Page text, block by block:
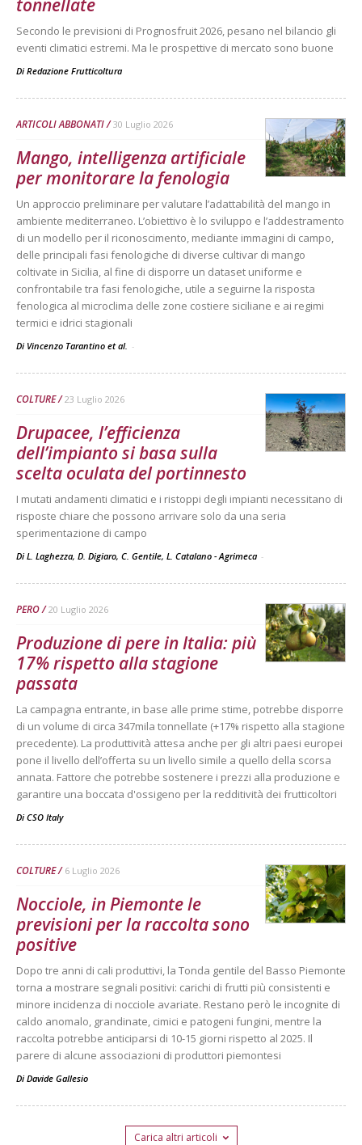
tonnellate
Secondo le previsioni di Prognosfruit 2026, pesano nel bilancio gli
eventi climatici estremi. Ma le prospettive di mercato sono buone
Di Redazione Frutticoltura
ARTICOLI ABBONATI 30 Luglio 2026
Mango, intelligenza artificiale
per monitorare la fenologia
Un approccio preliminare per valutare l’adattabilità del mango in
ambiente mediterraneo. L’obiettivo è lo sviluppo e l’addestramento
di un modello per il riconoscimento, mediante immagini di campo,
delle principali fasi fenologiche di diverse cultivar di mango
coltivate in Sicilia, al fine di disporre un dataset uniforme e
confrontabile tra fasi fenologiche, utile a seguirne la risposta
fenologica al microclima delle zone costiere siciliane e ai regimi
termici e idrici stagionali
Di Vincenzo Tarantino et al. -
COLTURE 23 Luglio 2026
Drupacee, l’efficienza
dell’impianto si basa sulla
scelta oculata del portinnesto
I mutati andamenti climatici e i ristoppi degli impianti necessitano di
risposte chiare che possono arrivare solo da una seria
sperimentazione di campo
Di L. Laghezza, D. Digiaro, C. Gentile, L. Catalano - Agrimeca -
PERO 20 Luglio 2026
Produzione di pere in Italia: più
17% rispetto alla stagione
passata
La campagna entrante, in base alle prime stime, potrebbe disporre
di un volume di circa 347mila tonnellate (+17% rispetto alla stagione
precedente). La produttività attesa anche per gli altri paesi europei
pone il livello dell’offerta su un livello simile a quello della scorsa
annata. Fattore che potrebbe sostenere i prezzi alla produzione e
garantire una boccata d'ossigeno per la redditività dei frutticoltori
Di CSO Italy
COLTURE 6 Luglio 2026
Nocciole, in Piemonte le
previsioni per la raccolta sono
positive
Dopo tre anni di cali produttivi, la Tonda gentile del Basso Piemonte
torna a mostrare segnali positivi: carichi di frutti più consistenti e
minore incidenza di nocciole avariate. Restano però le incognite di
caldo anomalo, grandinate, cimici e patogeni fungini, mentre la
raccolta potrebbe anticiparsi di 10-15 giorni rispetto al 2025. Il
parere di alcune associazioni di produttori piemontesi
Di Davide Gallesio
Carica altri articoli